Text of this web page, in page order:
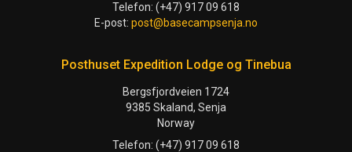
Telefon: (+47) 917 09 618
E-post: post@basecampsenja.no
Posthuset Expedition Lodge og Tinebua
Bergsfjordveien 1724
9385 Skaland, Senja
Norway
Telefon: (+47) 917 09 618